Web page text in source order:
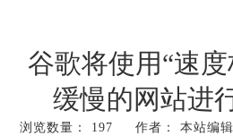
谷歌将使用“速
缓慢的网站进
浏览数量： 197 作者： 本站编